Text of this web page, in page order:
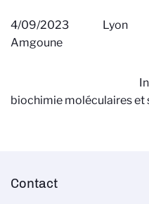
4/09/2023 Lyon
Amgoune
Institut de
biochimie moléculaires et
Contact